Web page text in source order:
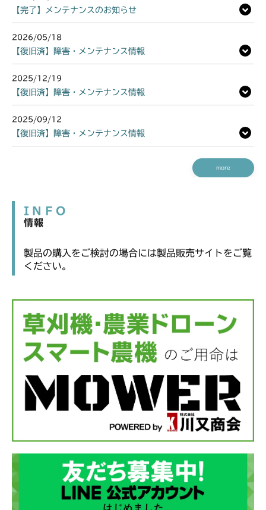
【完了】メンテナンスのお知らせ
2026/05/18
【復旧済】障害・メンテナンス情報
2025/12/19
【復旧済】障害・メンテナンス情報
2025/09/12
【復旧済】障害・メンテナンス情報
more
INFO
情報
製品の購入をご検討の場合には製品販売サイトをご覧
ください。